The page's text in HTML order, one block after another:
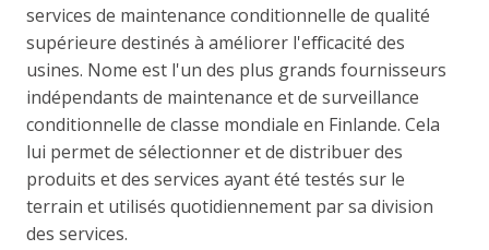
services de maintenance conditionnelle de qualité
supérieure destinés à améliorer l'efficacité des
usines. Nome est l'un des plus grands fournisseurs
indépendants de maintenance et de surveillance
conditionnelle de classe mondiale en Finlande. Cela
lui permet de sélectionner et de distribuer des
produits et des services ayant été testés sur le
terrain et utilisés quotidiennement par sa division
des services.